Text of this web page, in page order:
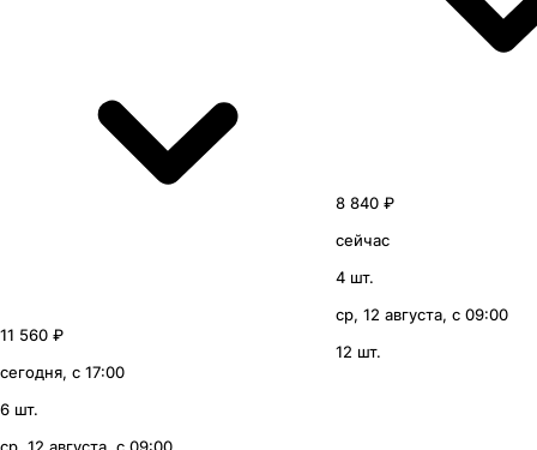
11 560 ₽
сегодня, с 17:00
6 шт.
8 840 ₽
сейчас
4 шт.
ср, 12 августа, с 09:00
12 шт.